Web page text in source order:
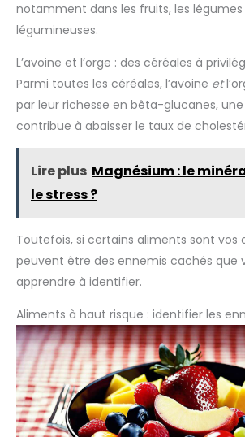
notamment dans les fruits, les légumes
légumineuses.
L’avoine et l’orge : des céréales à
Parmi toutes les céréales, l’avoine et
par leur richesse en bêta-glucanes,
contribue à abaisser le taux de
Lire plus Magnésium : le
le stress ?
Toutefois, si certains aliments sont vos
peuvent être des ennemis cachés que
apprendre à identifier.
Aliments à haut risque : identifier les